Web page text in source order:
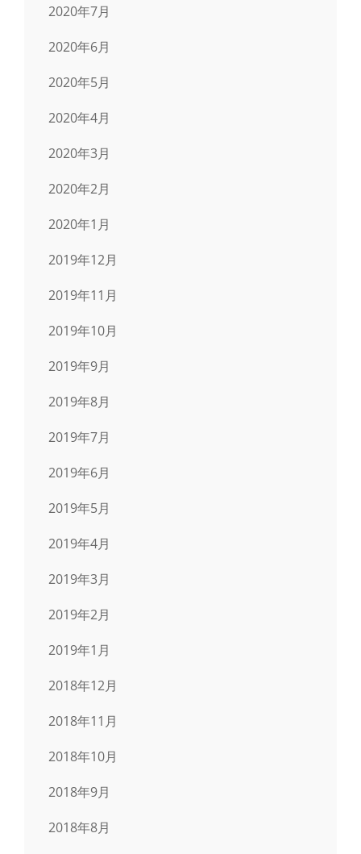
2020年7月
2020年6月
2020年5月
2020年4月
2020年3月
2020年2月
2020年1月
2019年12月
2019年11月
2019年10月
2019年9月
2019年8月
2019年7月
2019年6月
2019年5月
2019年4月
2019年3月
2019年2月
2019年1月
2018年12月
2018年11月
2018年10月
2018年9月
2018年8月